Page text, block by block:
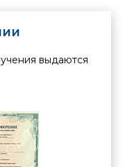
в Москве
от стоимости
МКАД, +40% от
стоимости заказанных
с корпоративными
цена,
выдаются